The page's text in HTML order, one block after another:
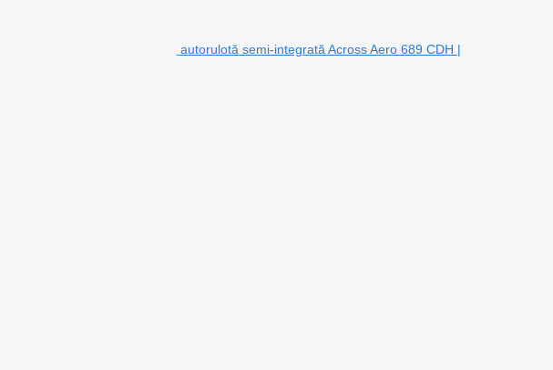
autorulotă semi-integrată Across Aero 689 CDH |